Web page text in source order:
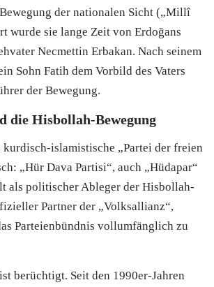
der nationalen Sicht („Millî
wurde sie lange Zeit von Erdoğans
Necmettin Erbakan. Nach seinem
Sohn Fatih dem Vorbild des Vaters
der Bewegung.
die Hisbollah-Bewegung
islamistische „Partei der freien
„Hür Dava Partisi“, auch „Hüdapar“
als politischer Ableger der Hisbollah-
Partner der „Volksallianz“,
Parteienbündnis vollumfänglich zu
berüchtigt. Seit den 1990er-Jahren